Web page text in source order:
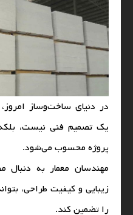
در دنیای ساخت‌وساز
یک تصمیم فنی نیست،
پروژه محسوب می‌شود.
مهندسان معمار به
زیبایی و کیفیت طراحی،
را تضمین کند.